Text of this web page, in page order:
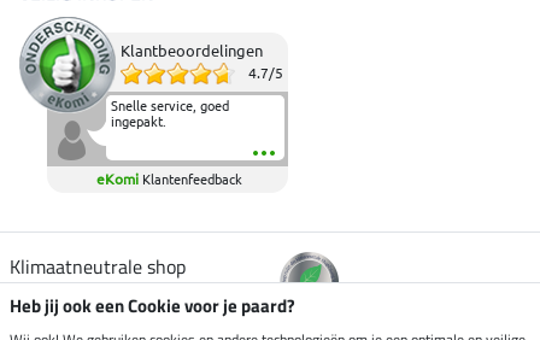
Klantbeoordelingen
4.7/5
Snelle service, goed
ingepakt.
eKomi Klantenfeedback
Klimaatneutrale shop
Heb jij ook een Cookie voor je paard?